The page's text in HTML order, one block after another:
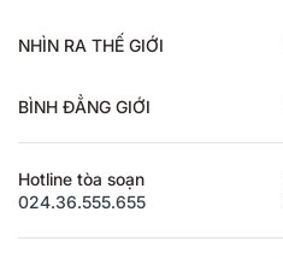
NHÌN RA THẾ GIỚI
BÌNH ĐẲNG GIỚI
Hotline tòa soạn
024.36.555.655